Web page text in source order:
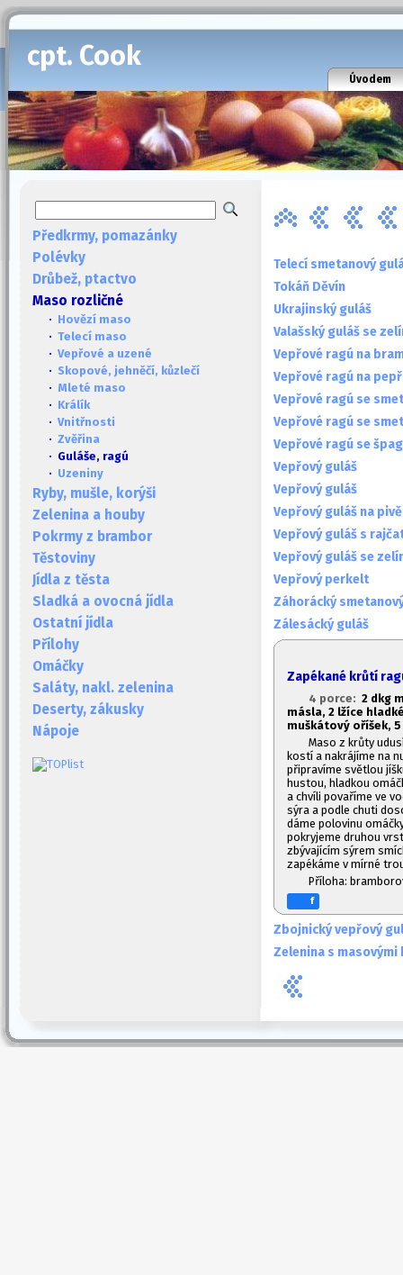
cpt. Cook
Úvodem
Předkrmy, pomazánky
Polévky
Drůbež, ptactvo
Maso rozličné
· Hovězí maso
· Telecí maso
· Vepřové a uzené
· Skopové, jehněčí, kůzlečí
· Mleté maso
· Králík
· Vnitřnosti
· Zvěřina
· Guláše, ragú
· Uzeniny
Ryby, mušle, korýši
Zelenina a houby
Pokrmy z brambor
Těstoviny
Jídla z těsta
Sladká a ovocná jídla
Ostatní jídla
Přílohy
Omáčky
Saláty, nakl. zelenina
Deserty, zákusky
Nápoje
Telecí smetanový
Tokáň Děvín
Ukrajinský guláš
Valašský guláš se
Vepřové ragú na
Vepřové ragú na
Vepřové ragú se
Vepřové ragú se
Vepřové ragú se
Vepřový guláš
Vepřový guláš
Vepřový guláš na
Vepřový guláš s
Vepřový guláš se
Vepřový perkelt
Záhorácký
Zálesácký guláš
Zapékané krůtí
4 porce: 2 dkg
másla, 2 lžíce
muškátový oříšek,
Maso z krůty
kostí a nakrájíme na
připravíme světlou
hustou, hladkou
a chvíli povaříme ve
sýra a podle chuti
dáme polovinu
pokryjeme druhou
zbývajícím sýrem
zapékáme v mírné
Příloha:
f
Zbojnický vepřový
Zelenina s masovými